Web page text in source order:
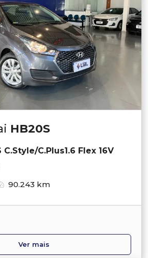
HB20S
C.Plus1.6 Flex 16V
90.243 km
Ver mais